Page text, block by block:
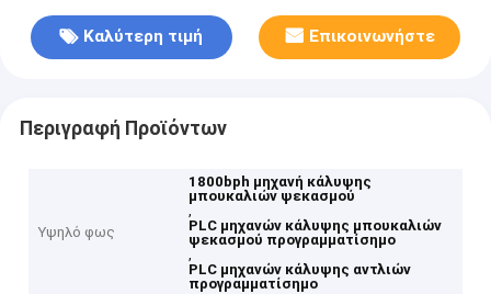
Καλύτερη τιμή Επικοινωνήστε
Περιγραφή Προϊόντων
Υψηλό φως
1800bph μηχανή κάλυψης
μπουκαλιών ψεκασμού
,
PLC μηχανών κάλυψης μπουκαλιών
ψεκασμού προγραμματίσημο
,
PLC μηχανών κάλυψης αντλιών
προγραμματίσημο